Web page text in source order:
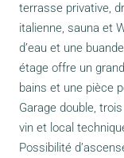
terrasse privative,
italienne, sauna et
d’eau et une
étage offre un
bains et une pièce
Garage double,
vin et local
Possibilité